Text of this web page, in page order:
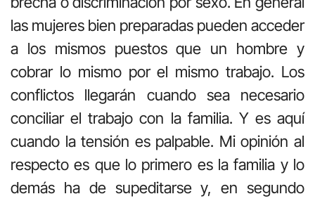
las mujeres bien preparadas pueden acceder
a los mismos puestos que un hombre y
cobrar lo mismo por el mismo trabajo. Los
conflictos llegarán cuando sea necesario
conciliar el trabajo con la familia. Y es aquí
cuando la tensión es palpable. Mi opinión al
respecto es que lo primero es la familia y lo
demás ha de supeditarse y, en segundo